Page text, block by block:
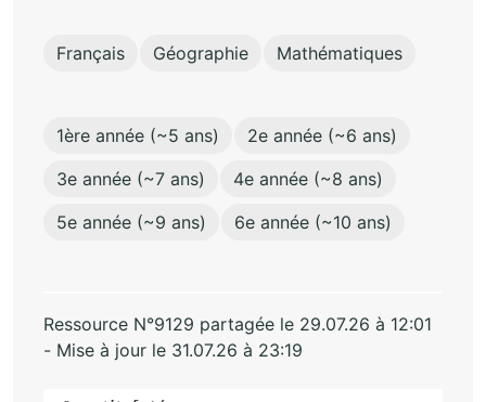
Français Géographie Mathématiques
1ère année (~5 ans)
2e année (~6 ans)
3e année (~7 ans)
4e année (~8 ans)
5e année (~9 ans)
6e année (~10 ans)
Ressource N°9129 partagée le 29.07.26 à 12:01
- Mise à jour le 31.07.26 à 23:19